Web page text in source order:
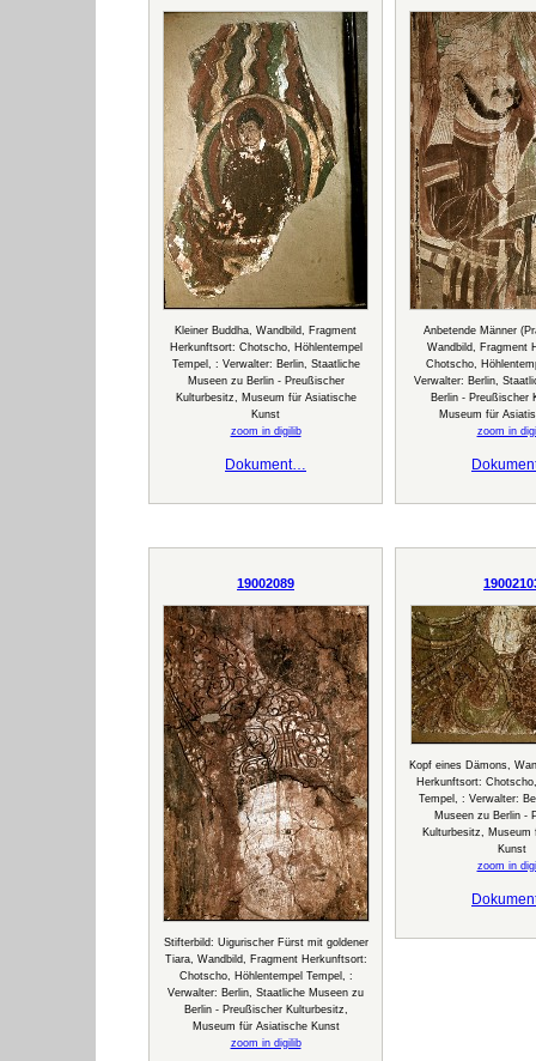
Kleiner Buddha, Wandbild, Fragment
Herkunftsort: Chotscho, Höhlentempel
Tempel, : Verwalter: Berlin, Staatliche
Museen zu Berlin - Preußischer
Kulturbesitz, Museum für Asiatische
Kunst
zoom in digilib
Dokument…
Anbetende Männer
Wandbild, Fragment
Chotscho,
Verwalter: Berlin,
Berlin - Preußischer
Museum für
zoom in
19002089
Stifterbild: Uigurischer Fürst mit goldener
Tiara, Wandbild, Fragment Herkunftsort:
Chotscho, Höhlentempel Tempel, :
Verwalter: Berlin, Staatliche Museen zu
Berlin - Preußischer Kulturbesitz,
Museum für Asiatische Kunst
zoom in digilib
Kopf eines Dämons,
Herkunftsort:
Tempel, : Verwalter:
Museen zu Berlin -
Kulturbesitz, Museum
Kunst
zoom in